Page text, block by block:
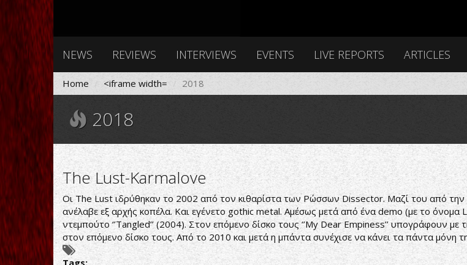
NEWS REVIEWS INTERVIEWS EVENTS LIVE REPORTS ARTICLES
Home <iframe width= 2018
2018
The Lust-Karmalove
Οι The Lust ιδρύθηκαν το 2002 από τον κιθαρίστα των Ρώσσων Dissector. Μαζί του από
ανέλαβε εξ αρχής κοπέλα. Και εγένετο gothic metal. Αμέσως μετά από ένα demo (με το
ντεμπούτο ‘’Tangled’’ (2004). Στον επόμενο δίσκο τους ‘’My Dear Empiness’’ υπογράφουν
στον επόμενο δίσκο τους. Από το 2010 και μετά η μπάντα συνέχισε να κάνει τα πάντα μόνη
Tags: